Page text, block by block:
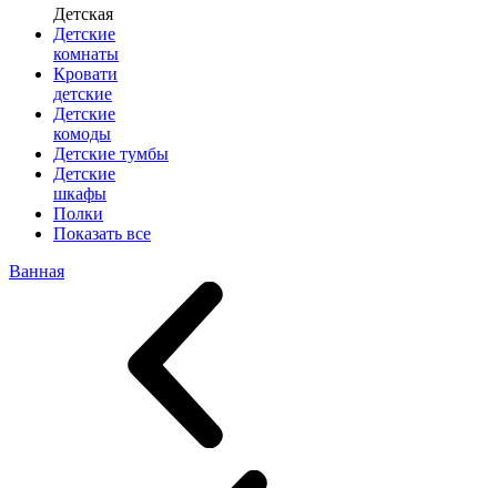
Детская
Детские
комнаты
Кровати
детские
Детские
комоды
Детские тумбы
Детские
шкафы
Полки
Показать все
Ванная